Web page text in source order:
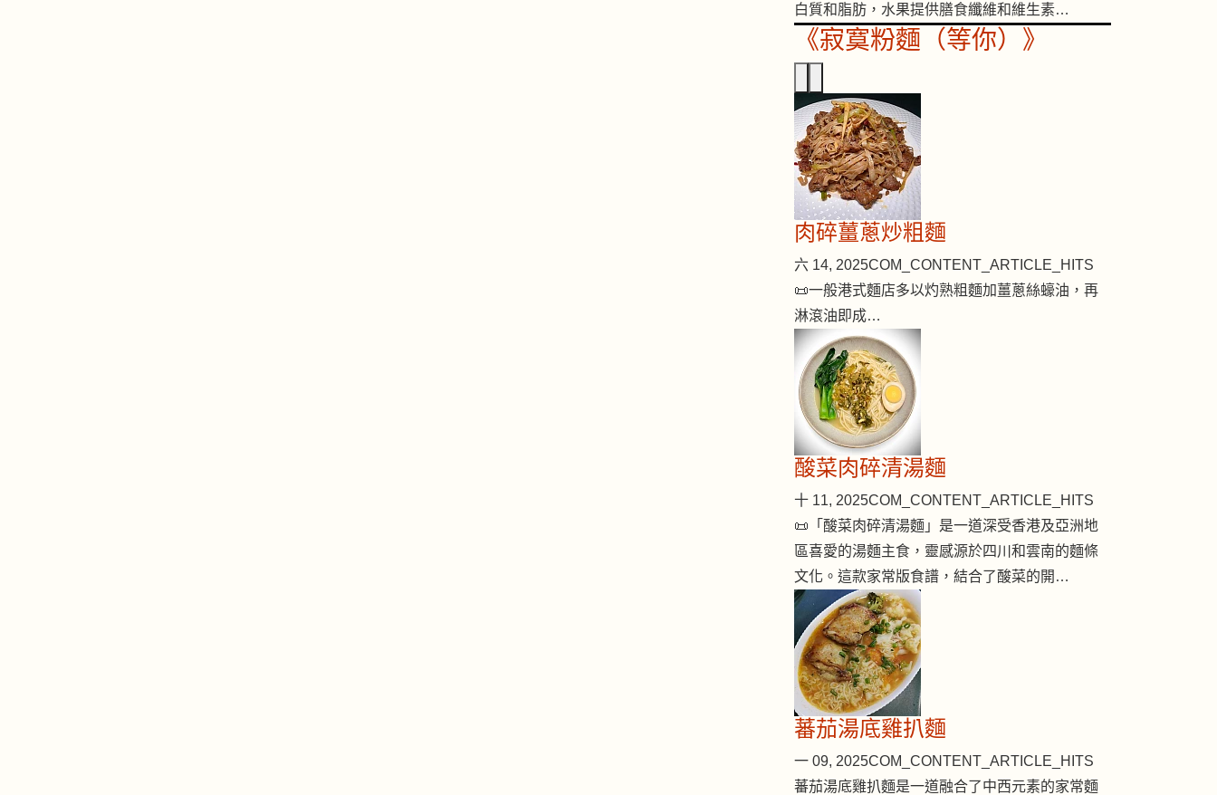
白質和脂肪，水果提供膳食纖維和維生素…
《寂寞粉麵（等你）》
肉碎薑蔥炒粗麵
六 14, 2025COM_CONTENT_ARTICLE_HITS
📜一般港式麵店多以灼熟粗麵加薑蔥絲蠔油，再
淋滾油即成…
酸菜肉碎清湯麵
十 11, 2025COM_CONTENT_ARTICLE_HITS
📜「酸菜肉碎清湯麵」是一道深受香港及亞洲地
區喜愛的湯麵主食，靈感源於四川和雲南的麵條
文化。這款家常版食譜，結合了酸菜的開…
蕃茄湯底雞扒麵
一 09, 2025COM_CONTENT_ARTICLE_HITS
蕃茄湯底雞扒麵是一道融合了中西元素的家常麵